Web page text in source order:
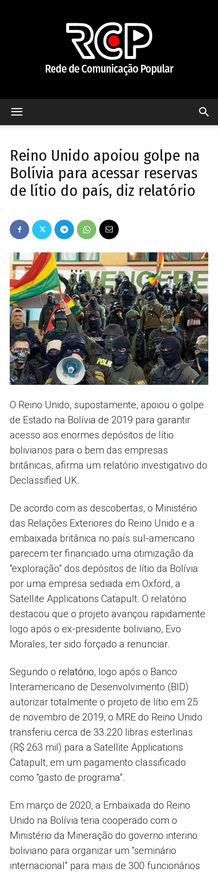
Popular
–
AL
Reino Unido apoiou golpe na
Bolívia para acessar reservas
de lítio do país, diz relatório
O Reino Unido, supostamente, apoiou o golpe
de Estado na Bolívia de 2019 para garantir
acesso aos enormes depósitos de lítio
bolivianos para o bem das empresas
britânicas, afirma um relatório investigativo do
Declassified UK.
De acordo com as descobertas, o Ministério
das Relações Exteriores do Reino Unido e a
embaixada britânica no país sul-americano
parecem ter financiado uma otimização da
“exploração” dos depósitos de lítio da Bolívia
por uma empresa sediada em Oxford, a
Satellite Applications Catapult. O relatório
destacou que o projeto avançou rapidamente
logo após o ex-presidente boliviano, Evo
Morales, ter sido forçado a renunciar.
Segundo o relatório, logo após o Banco
Interamericano de Desenvolvimento (BID)
autorizar totalmente o projeto de lítio em 25
de novembro de 2019, o MRE do Reino Unido
transferiu cerca de 33.220 libras esterlinas
(R$ 263 mil) para a Satellite Applications
Catapult, em um pagamento classificado
como “gasto de programa”.
Em março de 2020, a Embaixada do Reino
Unido na Bolívia teria cooperado com o
Ministério da Mineração do governo interino
boliviano para organizar um “seminário
internacional” para mais de 300 funcionários